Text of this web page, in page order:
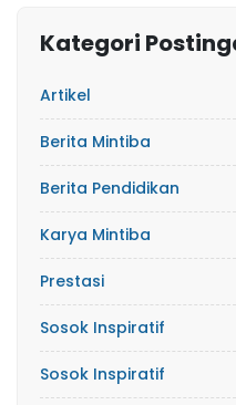
Kategori
Artikel
Berita Mintiba
Berita Pendidikan
Karya Mintiba
Prestasi
Sosok Inspiratif
Sosok Inspiratif